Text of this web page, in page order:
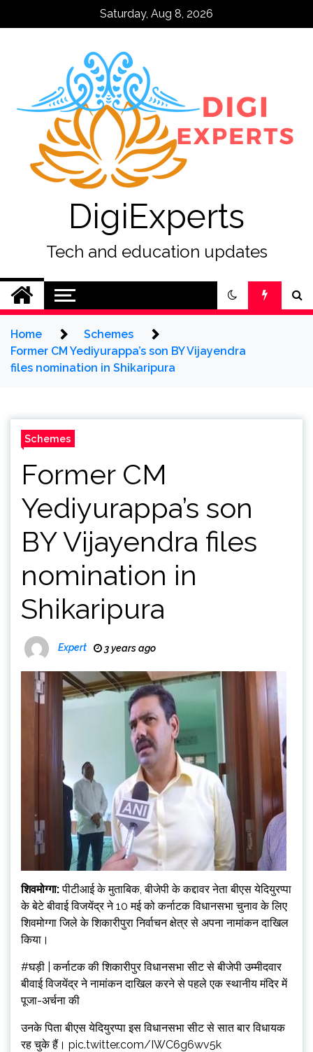
Saturday, Aug 8, 2026
DigiExperts
Tech and education updates
Home
Schemes
Former CM Yediyurappa’s son BY Vijayendra
files nomination in Shikaripura
Schemes
Former CM
Yediyurappa’s son
BY Vijayendra files
nomination in
Shikaripura
Expert 3 years ago
शिवमोग्गा:पीटीआई के मुताबिक, बीजेपी के कद्दावर नेता बीएस येदियुरप्पा
के बेटे बीवाई विजयेंद्र ने 10 मई को कर्नाटक विधानसभा चुनाव के लिए
शिवमोग्गा जिले के शिकारीपुरा निर्वाचन क्षेत्र से अपना नामांकन दाखिल
किया।
#घड़ी | कर्नाटक की शिकारीपुर विधानसभा सीट से बीजेपी उम्मीदवार
बीवाई विजयेंद्र ने नामांकन दाखिल करने से पहले एक स्थानीय मंदिर में
पूजा-अर्चना की
उनके पिता बीएस येदियुरप्पा इस विधानसभा सीट से सात बार विधायक
रह चुके हैं। pic.twitter.com/IWC6g6wv5k